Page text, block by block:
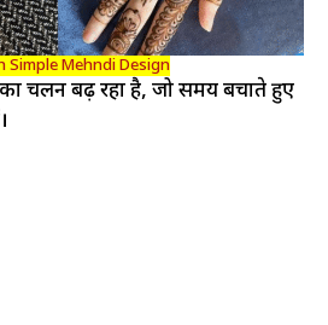
Simple Mehndi Design
चलन बढ़ रहा है, जो समय बचाते हुए